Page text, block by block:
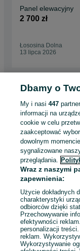
Panel elewacyjny
2 700 zł
Łososina Dolna
13 lipca 2026
Beton architektoniczny -
architektoniczny -
KATEGORIA
ID:543891143
Zadzwoń /
Dbamy o
My i nasi447
informacji na
cookie w celu
zaakceptować
dowolnym
sygnalizowane
przeglądania.
Wraz z naszymi
zapewnienia:
Użycie dokładnych
charakterystyki
odbiorców dzięki
Przechowywanie
efektywności
personalizacji
reklam.
Wykorzystywanie